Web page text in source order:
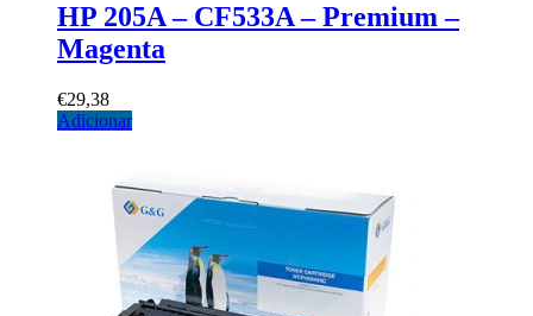
HP 205A – CF533A – Premium –
Magenta
€29,38
Adicionar